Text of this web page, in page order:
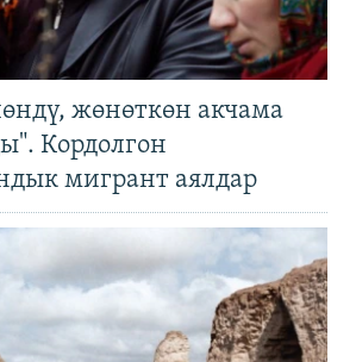
жөнөткөн акчама
Кордолгон
мигрант аялдар